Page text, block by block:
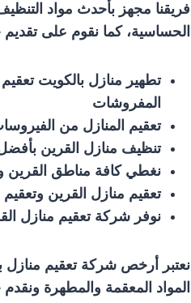
فريقنا مجهز بأحدث مواد
الحساسية، كما نقوم على تقديم
تطهير منازل بالكويت
المفروشات
تعقيم المنازل من
تنظيف منازل القرين
نغطي كافة مناطق القرين ونعمل على مدار 24 ساعة وطيلة
تعقيم منازل القرين
نوفر شركة تعقيم منازل
نعتبر أرخص شركة تعقيم منازل
المواد المعقمة والمطهرة